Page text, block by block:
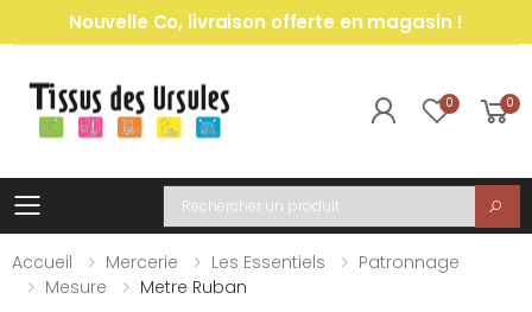
Nouvelle Co, livraison offerte en magasin !
0 0
Toggle mobile menu
Recherche
Accueil
Mercerie Les Essentiels
Patronnage
Mesure
Metre Ruban